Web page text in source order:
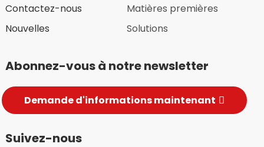
Contactez-nous
Nouvelles
Matières premières
Solutions
Abonnez-vous à notre newsletter
Demande d'informations maintenant
Suivez-nous